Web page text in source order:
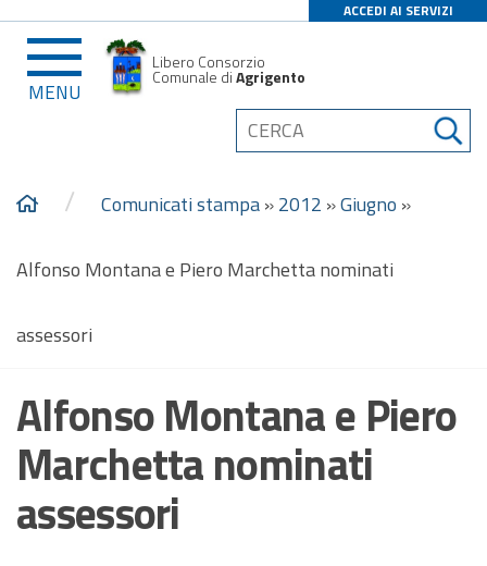
ACCEDI AI SERVIZI
MENU
Libero Consorzio
Comunale diAgrigento
/ Comunicati stampa»2012 »Giugno »
Alfonso Montana e Piero Marchetta nominati
assessori
Alfonso Montana e Piero
Marchetta nominati
assessori